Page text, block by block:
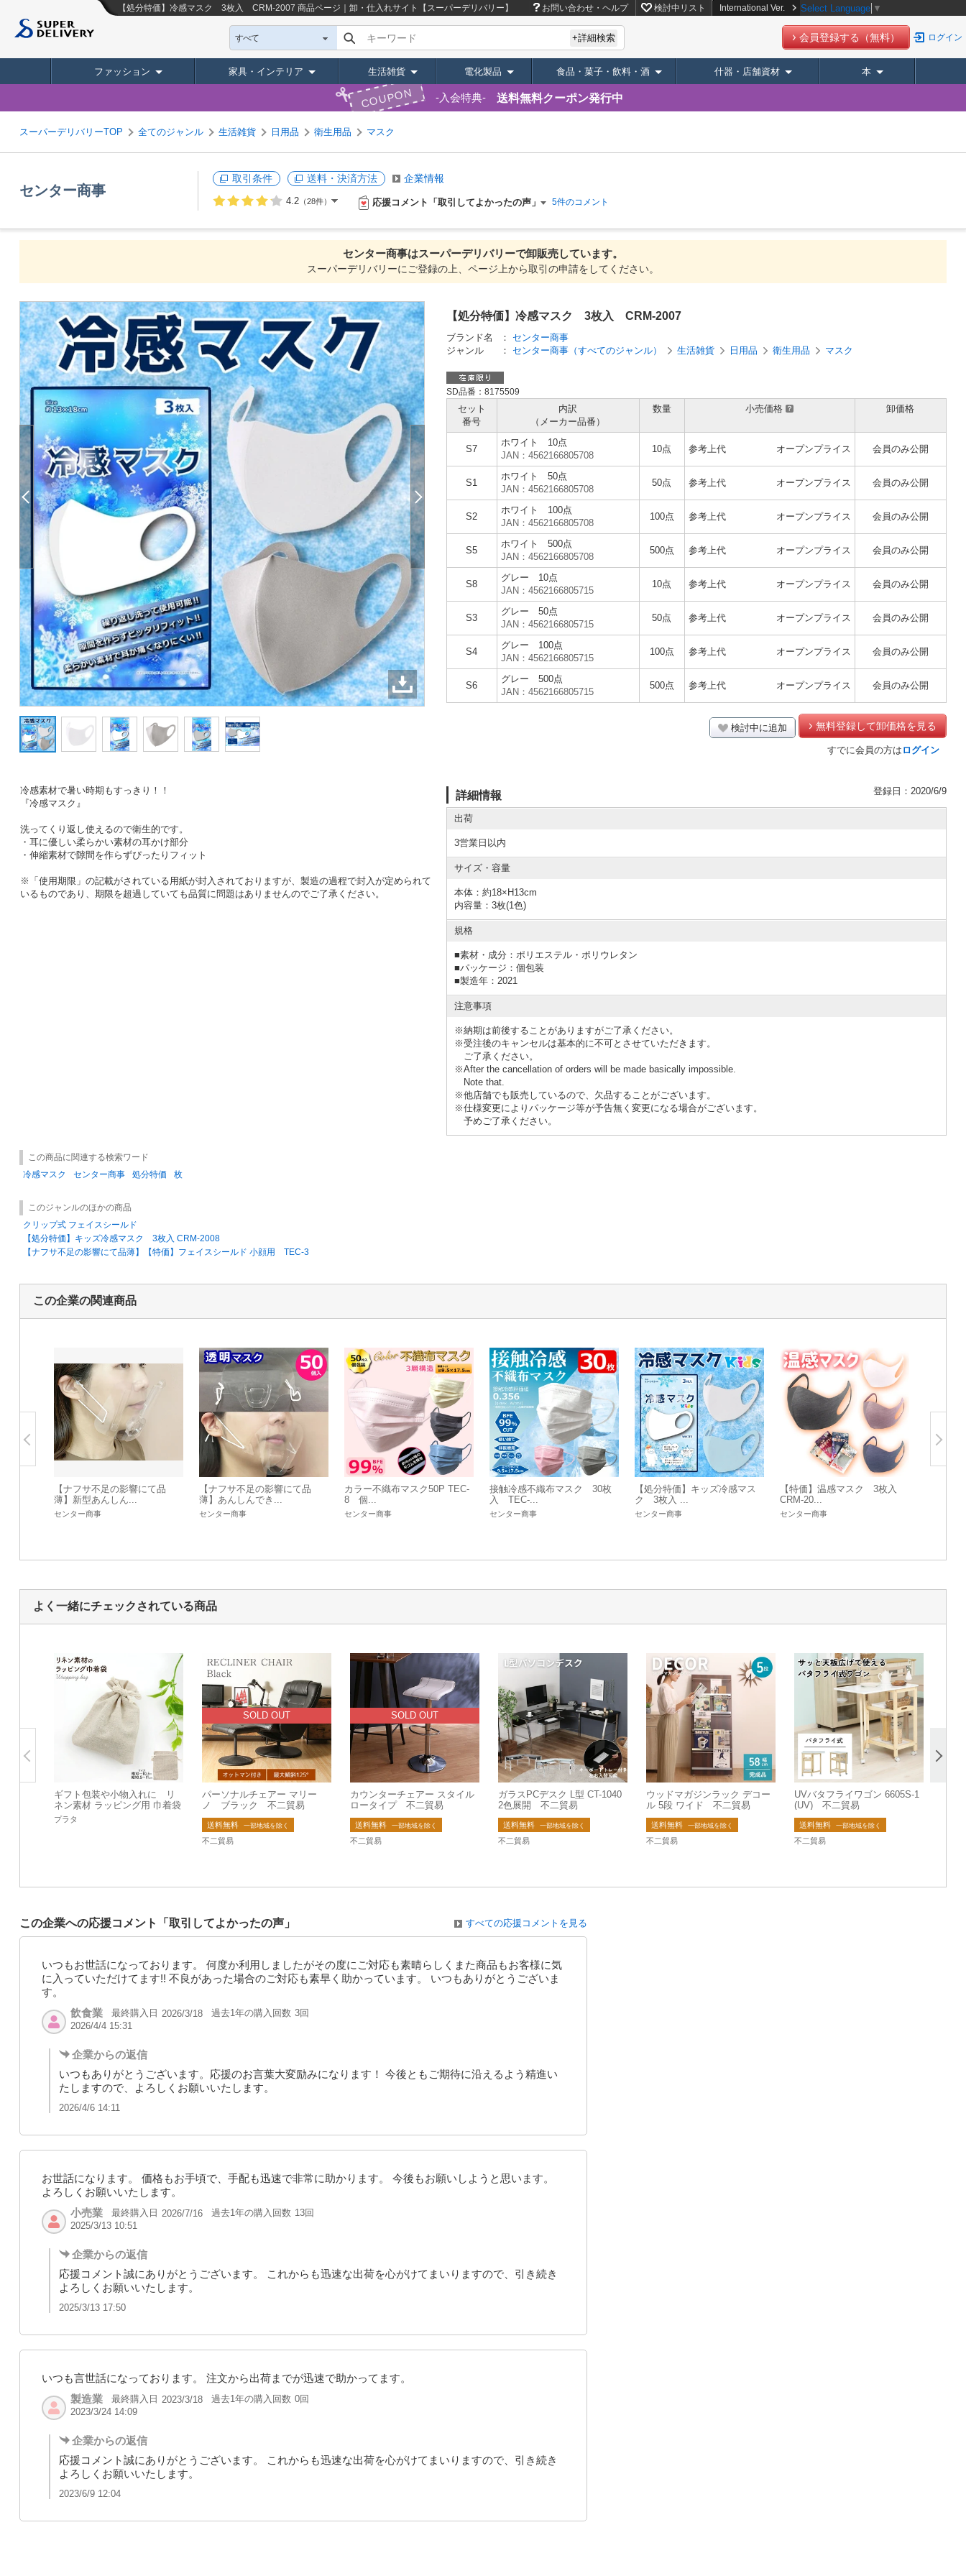
【処分特価】冷感マスク 3枚入 CRM-2007 商品ページ｜卸・仕入れサイト【スーパーデリバリー】 お問い合わせ・ヘルプ 検討中リスト International Ver. Select Language ▼
すべて キーワード +詳細検索 会員登録する（無料） ログイン
ファッション 家具・インテリア 生活雑貨 電化製品 食品・菓子・飲料・酒 什器・店舗資材 本
COUPON 入会特典 送料無料クーポン発行中
スーパーデリバリーTOP 全てのジャンル 生活雑貨 日用品 衛生用品 マスク
センター商事
取引条件 送料・決済方法 企業情報
4.2 （28件） 応援コメント「取引してよかったの声」 5件のコメント
センター商事はスーパーデリバリーで卸販売しています。
スーパーデリバリーにご登録の上、ページ上から取引の申請をしてください。
冷感素材で暑い時期もすっきり！！
『冷感マスク』
洗ってくり返し使えるので衛生的です。
・耳に優しい柔らかい素材の耳かけ部分
・伸縮素材で隙間を作らずぴったりフィット
※「使用期限」の記載がされている用紙が封入されておりますが、製造の過程で封入が定められて
いるものであり、期限を超過していても品質に問題はありませんのでご了承ください。
【処分特価】冷感マスク 3枚入 CRM-2007
ブランド名 ：
センター商事
ジャンル
： センター商事（すべてのジャンル） 生活雑貨 日用品 衛生用品 マスク
SD品番：8175509
セット
番号
内訳
（メーカー品番）
数量 小売価格 卸価格
S7
ホワイト 10点
JAN：4562166805708
10点 参考上代 オープンプライス 会員のみ公開
S1
ホワイト 50点
JAN：4562166805708
50点 参考上代 オープンプライス 会員のみ公開
S2
ホワイト 100点
JAN：4562166805708
100点 参考上代 オープンプライス 会員のみ公開
S5
ホワイト 500点
JAN：4562166805708
500点 参考上代 オープンプライス 会員のみ公開
S8
グレー 10点
JAN：4562166805715
10点 参考上代 オープンプライス 会員のみ公開
S3
グレー 50点
JAN：4562166805715
50点 参考上代 オープンプライス 会員のみ公開
S4
グレー 100点
JAN：4562166805715
100点 参考上代 オープンプライス 会員のみ公開
S6
グレー 500点
JAN：4562166805715
500点 参考上代 オープンプライス 会員のみ公開
検討中に追加 無料登録して卸価格を見る
すでに会員の方は ログイン
詳細情報 登録日：2020/6/9
出荷
3営業日以内
サイズ・容量
本体：約18×H13cm
内容量：3枚(1色)
規格
■素材・成分：ポリエステル・ポリウレタン
■パッケージ：個包装
■製造年：2021
注意事項
※納期は前後することがありますがご了承ください。
※受注後のキャンセルは基本的に不可とさせていただきます。
ご了承ください。
※After the cancellation of orders will be made basically impossible.
Note that.
※他店舗でも販売しているので、欠品することがございます。
※仕様変更によりパッケージ等が予告無く変更になる場合がございます。
予めご了承ください。
この商品に関連する検索ワード
冷感マスク
センター商事 処分特価 枚
このジャンルのほかの商品
クリップ式 フェイスシールド
【処分特価】キッズ冷感マスク 3枚入 CRM-2008
【ナフサ不足の影響にて品薄】【特価】フェイスシールド 小顔用 TEC-3
この企業の関連商品
【ナフサ不足の影響にて品
薄】新型あんしん...
センター商事
【ナフサ不足の影響にて品
薄】あんしんでき...
センター商事
カラー不織布マスク50P TEC-
8 個...
センター商事
接触冷感不織布マスク 30枚
入 TEC-...
センター商事
【処分特価】キッズ冷感マス
ク 3枚入 ...
センター商事
【特価】温感マスク 3枚入
CRM-20...
センター商事
よく一緒にチェックされている商品
ギフト包装や小物入れに リ
ネン素材 ラッピング用 巾着袋
約10×10.5cm
プラタ
SOLD OUT
パーソナルチェアー マリー
ノ ブラック 不二貿易
送料無料 一部地域を除く
不二貿易
SOLD OUT
カウンターチェアー スタイル
ロータイプ 不二貿易
送料無料 一部地域を除く
不二貿易
ガラスPCデスク L型 CT-1040
2色展開 不二貿易
送料無料 一部地域を除く
不二貿易
ウッドマガジンラック デコー
ル 5段 ワイド 不二貿易
送料無料 一部地域を除く
不二貿易
UVバタフライワゴン 6605S-1
(UV) 不二貿易
送料無料 一部地域を除く
不二貿易
この企業への応援コメント「取引してよかったの声」 すべての応援コメントを見る
いつもお世話になっております。 何度か利用しましたがその度にご対応も素晴らしくまた商品もお客様に気
に入っていただけてます!! 不良があった場合のご対応も素早く助かっています。 いつもありがとうございま
す。
飲食業
最終購入日 2026/3/18 過去1年の購入回数 3回
2026/4/4 15:31
企業からの返信
いつもありがとうございます。応援のお言葉大変励みになります！ 今後ともご期待に沿えるよう精進い
たしますので、よろしくお願いいたします。
2026/4/6 14:11
お世話になります。 価格もお手頃で、手配も迅速で非常に助かります。 今後もお願いしようと思います。
よろしくお願いいたします。
小売業
最終購入日 2026/7/16 過去1年の購入回数 13回
2025/3/13 10:51
企業からの返信
応援コメント誠にありがとうございます。 これからも迅速な出荷を心がけてまいりますので、引き続き
よろしくお願いいたします。
2025/3/13 17:50
いつも言世話になっております。 注文から出荷までが迅速で助かってます。
製造業
最終購入日 2023/3/18 過去1年の購入回数 0回
2023/3/24 14:09
企業からの返信
応援コメント誠にありがとうございます。 これからも迅速な出荷を心がけてまいりますので、引き続き
よろしくお願いいたします。
2023/6/9 12:04